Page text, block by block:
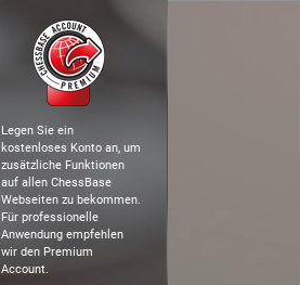
Legen Sie ein
kostenloses Konto an, um
zusätzliche Funktionen
auf allen ChessBase
Webseiten zu bekommen.
Für professionelle
Anwendung empfehlen
wir den Premium
Account.